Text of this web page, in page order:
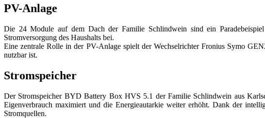
PV-Anlage
Die 24 Module auf dem Dach der Familie Schlindwein sind ein
Stromversorgung des Haushalts bei.
Eine zentrale Rolle in der PV-Anlage spielt der Wechselrichter Fronius Symo
nutzbar ist.
Stromspeicher
Der Stromspeicher BYD Battery Box HVS 5.1 der Familie Schlindwein aus
Eigenverbrauch maximiert und die Energieautarkie weiter erhöht. Dank der
Stromquellen.